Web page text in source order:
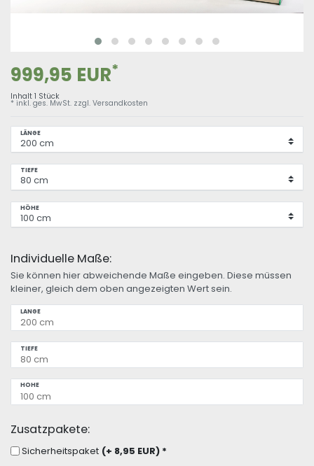
999,95 EUR*
Inhalt 1 Stück
* inkl. ges. MwSt. zzgl. Versandkosten
LÄNGE
TIEFE
HÖHE
Individuelle Maße:
Sie können hier abweichende Maße eingeben. Diese müssen
kleiner, gleich dem oben angezeigten Wert sein.
LÄNGE
TIEFE
HÖHE
Zusatzpakete:
Sicherheitspaket (+ 8,95 EUR)*